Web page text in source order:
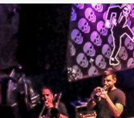
LES DANSEURS ÉTOILES PARASITENT TON
JEFF MARTIN AU CORONA DE MONTRÉAL
ON VA SE LE DIRE, SWORD EST DE RETOUR
LA COMPIL’ ZOO DE SLAM DISQUES EST DE